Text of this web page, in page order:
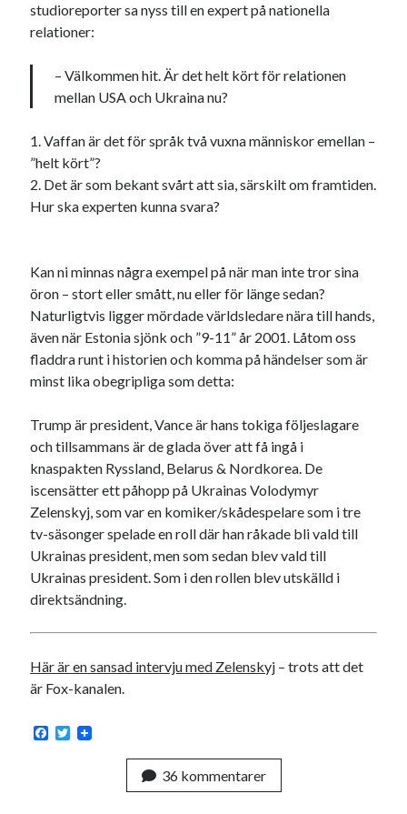
studioreporter sa nyss till en expert på nationella
relationer:
– Välkommen hit. Är det helt kört för relationen
mellan USA och Ukraina nu?
1. Vaffan är det för språk två vuxna människor emellan –
”helt kört”?
2. Det är som bekant svårt att sia, särskilt om framtiden.
Hur ska experten kunna svara?
Kan ni minnas några exempel på när man inte tror sina
öron – stort eller smått, nu eller för länge sedan?
Naturligtvis ligger mördade världsledare nära till hands,
även när Estonia sjönk och ”9-11” år 2001. Låtom oss
fladdra runt i historien och komma på händelser som är
minst lika obegripliga som detta:
Trump är president, Vance är hans tokiga följeslagare
och tillsammans är de glada över att få ingå i
knaspakten Ryssland, Belarus & Nordkorea. De
iscensätter ett påhopp på Ukrainas Volodymyr
Zelenskyj, som var en komiker/skådespelare som i tre
tv-säsonger spelade en roll där han råkade bli vald till
Ukrainas president, men som sedan blev vald till
Ukrainas president. Som i den rollen blev utskälld i
direktsändning.
Här är en sansad intervju med Zelenskyj – trots att det
är Fox-kanalen.
F
T
36 kommentarer